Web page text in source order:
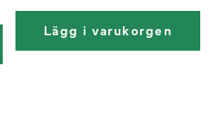
Lägg i varukorgen